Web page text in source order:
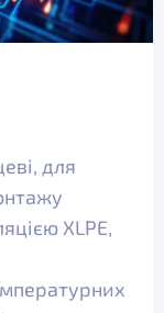
для
XLPE,